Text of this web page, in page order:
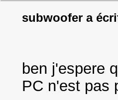
subwoofer a
ben j'espere
PC n'est